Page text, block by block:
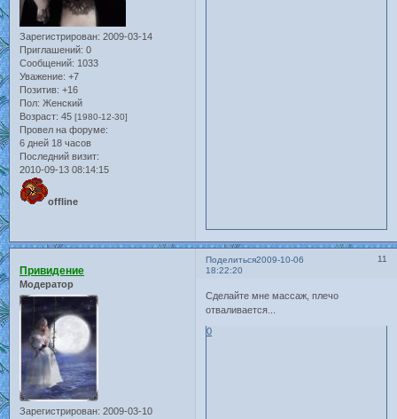
Зарегистрирован: 2009-03-14
Приглашений: 0
Сообщений: 1033
Уважение: +7
Позитив: +16
Пол: Женский
Возраст: 45 [1980-12-30]
Провел на форуме:
6 дней 18 часов
Последний визит:
2010-09-13 08:14:15
offline
Поделиться 11
2009-10-06
18:22:20
Привидение
Модератор
Зарегистрирован: 2009-03-10
Сделайте мне массаж, плечо
отваливается...
0